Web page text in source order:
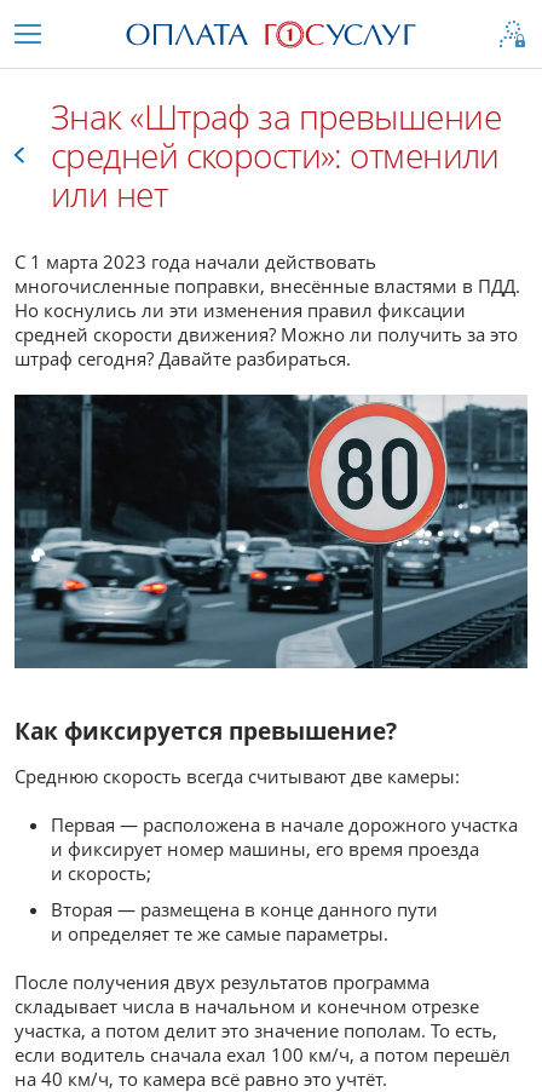
Знак «Штраф за превышение
средней скорости»: отменили
или нет
С 1 марта 2023 года начали действовать
многочисленные поправки, внесённые властями в ПДД.
Но коснулись ли эти изменения правил фиксации
средней скорости движения? Можно ли получить за это
штраф сегодня? Давайте разбираться.
Как фиксируется превышение?
Среднюю скорость всегда считывают две камеры:
Первая — расположена в начале дорожного участка
и фиксирует номер машины, его время проезда
и скорость;
Вторая — размещена в конце данного пути
и определяет те же самые параметры.
После получения двух результатов программа
складывает числа в начальном и конечном отрезке
участка, а потом делит это значение пополам. То есть,
если водитель сначала ехал 100 км/ч, а потом перешёл
на 40 км/ч, то камера всё равно это учтёт.